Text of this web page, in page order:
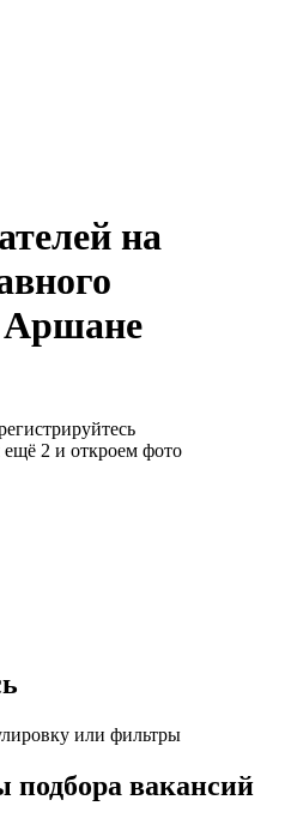
на
Аршане
2 и откроем фото
или фильтры
вакансий